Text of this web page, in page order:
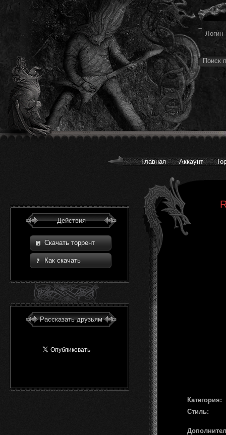
Главная Аккаунт
Действия
Скачать торрент
Как скачать
Рассказать друзьям
Категория:
Стиль: